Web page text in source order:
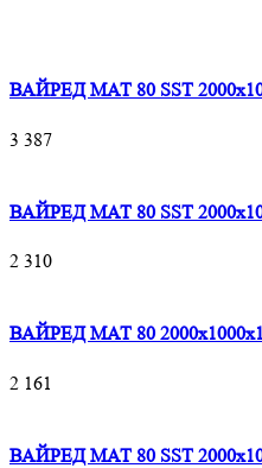
ВАЙРЕД МАТ 80 SST
3 387
ВАЙРЕД МАТ 80 SST
2 310
ВАЙРЕД МАТ 80
2 161
ВАЙРЕД МАТ 80 SST